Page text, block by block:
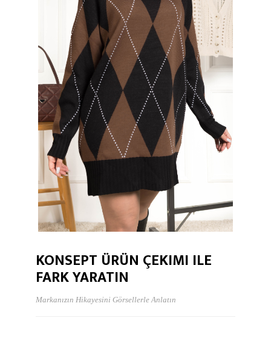
KONSEPT ÜRÜN ÇEKIMI ILE
FARK YARATIN
Markanızın Hikayesini Görsellerle Anlatın